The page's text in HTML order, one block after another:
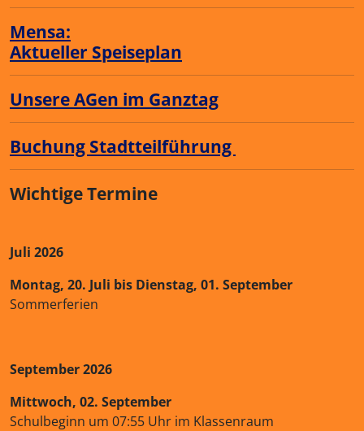
Mensa:
Aktueller Speiseplan
Unsere AGen im Ganztag
Buchung Stadtteilführung
Wichtige Termine
Juli 2026
Montag, 20. Juli bis Dienstag, 01. September
Sommerferien
September 2026
Mittwoch, 02. September
Schulbeginn um 07:55 Uhr im Klassenraum